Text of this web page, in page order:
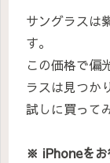
サングラスは
す。
この価格で偏
ラスは見つか
試しに買って
※ iPhoneを